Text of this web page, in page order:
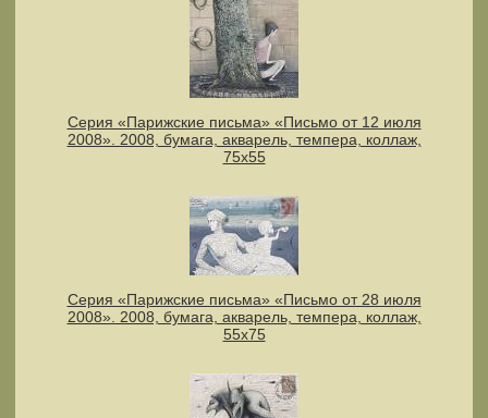
Серия «Парижские письма» «Письмо от 12 июля
2008». 2008, бумага, акварель, темпера, коллаж,
75х55
Серия «Парижские письма» «Письмо от 28 июля
2008». 2008, бумага, акварель, темпера, коллаж,
55х75